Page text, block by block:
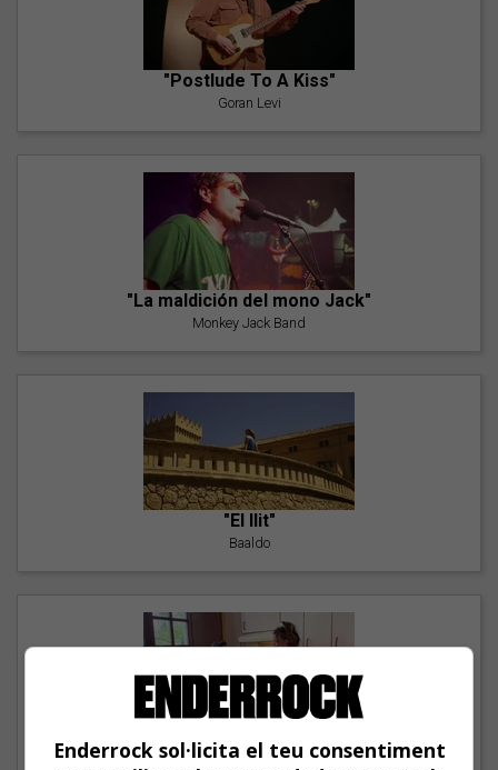
"Postlude To A Kiss"
Goran Levi
"La maldición del mono Jack"
Monkey Jack Band
"El llit"
Baaldo
"Lo bueno y lo malo"
Carmen y María
Enderrock sol·licita el teu consentiment